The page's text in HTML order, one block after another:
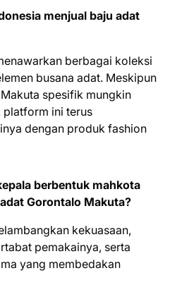
menjual baju adat
berbagai koleksi
busana adat. Meskipun
spesifik mungkin
platform ini terus
dengan produk fashion
berbentuk mahkota
Gorontalo Makuta?
kekuasaan,
pemakainya, serta
yang membedakan